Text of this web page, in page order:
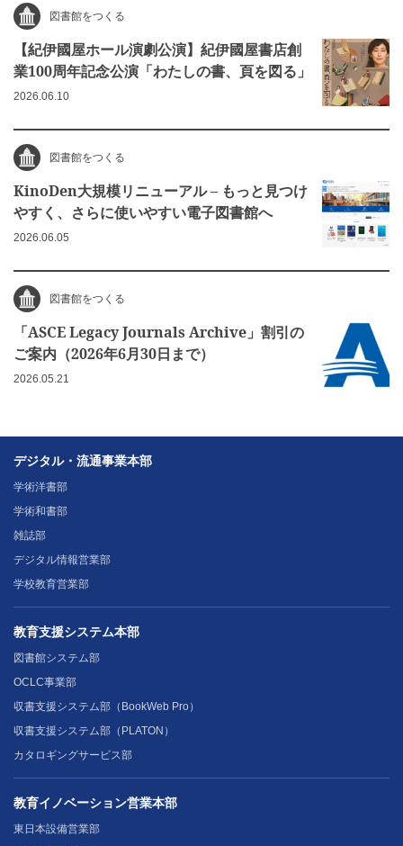
図書館をつくる
【紀伊國屋ホール演劇公演】紀伊國屋書店創
業100周年記念公演「わたしの書、頁を図る」
2026.06.10
図書館をつくる
KinoDen大規模リニューアル – もっと見つけ
やすく、さらに使いやすい電子図書館へ
2026.06.05
図書館をつくる
「ASCE Legacy Journals Archive」割引の
ご案内（2026年6月30日まで）
2026.05.21
デジタル・流通事業本部
学術洋書部
学術和書部
雑誌部
デジタル情報営業部
学校教育営業部
教育支援システム本部
図書館システム部
OCLC事業部
収書支援システム部（BookWeb Pro）
収書支援システム部（PLATON）
カタロギングサービス部
教育イノベーション営業本部
東日本設備営業部